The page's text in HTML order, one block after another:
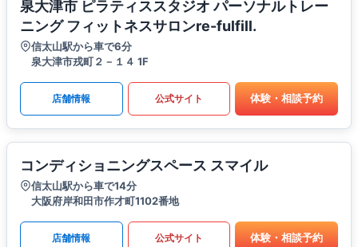
泉大津市 ピラティススタジオ パーソナルトレー
ニング フィットネスサロンre-fulfill.
信太山駅から車で6分
泉大津市戎町２－１４ 1F
店舗情報 公式サイト 体験・相談予約
コンディショニングスペース スマイル
信太山駅から車で14分
大阪府岸和田市作才町1102番地
店舗情報 公式サイト 体験・相談予約